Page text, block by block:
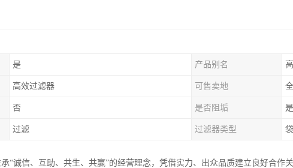
是 产品别名
高效过滤器 可售卖地
否 是否阻垢 是
过滤 过滤器类型
“诚信、互助、共生、共赢”的经营理念，凭借实力、出众品质建立良好合作